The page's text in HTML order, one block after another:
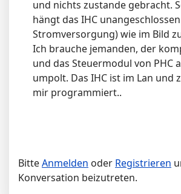
und nichts zustande gebracht.
hängt das IHC
Stromversorgung) wie im Bild
Ich brauche jemanden, der
und das Steuermodul von PHC
umpolt. Das IHC ist im Lan und
mir programmiert..
BitteAnmelden oder Registrieren
Konversation beizutreten.